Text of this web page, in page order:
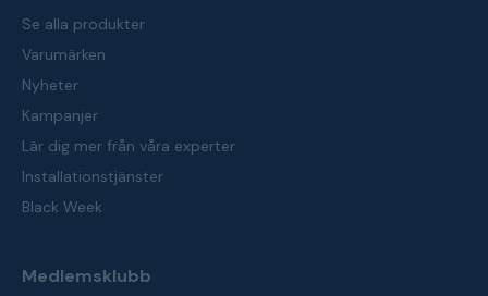
Se alla produkter
Varumärken
Nyheter
Kampanjer
Lär dig mer från våra experter
Installationstjänster
Black Week
Medlemsklubb